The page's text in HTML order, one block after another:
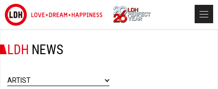
LDH NEWS
ARTIST